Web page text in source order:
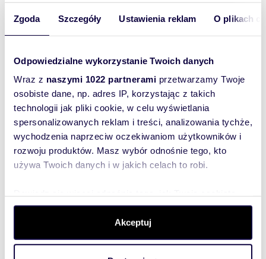
Zgoda Szczegóły Ustawienia reklam O plikach
Odpowiedzialne wykorzystanie Twoich danych
Wraz z naszymi 1022 partnerami przetwarzamy Twoje
osobiste dane, np. adres IP, korzystając z takich
technologii jak pliki cookie, w celu wyświetlania
spersonalizowanych reklam i treści, analizowania tychże,
wychodzenia naprzeciw oczekiwaniom użytkowników i
rozwoju produktów. Masz wybór odnośnie tego, kto
używa Twoich danych i w jakich celach to robi.
dane są przetwarzane oraz ustaw własne preferencje w
. W Deklaracji plików cookie możesz
zmienić lub wycofać swoją zgodę w dowolnej chwili.
Akceptuj
Przestronne 2-pokojowe po
mieszkanie Warszawa, Bemowo, gen.
Sylwestra Kaliskiego